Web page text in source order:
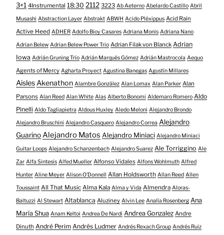
3+1 4Instrumental 18:30 2112 3223 Ab Aeterno Abelardo Castillo Abril
Musashi Abstraction Layer Abstrakt ABWH Acido Pléxippus Acid Rain
Active Heed ADHER Adolfo Bioy Casares Adriana Monis Adriana Nano
Adrian Belew Adrian Belew Power Trio Adrian Filak von Blanck Adrian
Iowa Adrián Gruning Trío Adrián Marqués Gómez Adrián Mastrocola Aequo
Agents of Mercy Agharta Proyect Agustina Banegas Agustín Millares
AislesAkenathon Alambre González Alan Lomax Alan Parker Alan
Parsons Alan Reed Alan White Alas Alberto Bonomi Aldemaro Romero Aldo
Pinelli Aldo Tagliapietra Aldous Huxley Aledo Meloni Alejandro Brondo
Alejandro Bruschini Alejandro Casquero Alejandro Correa Alejandro
GuarinoAlejandro Matos Alejandro Miniaci Alejandro Miniaci
Guitar Loops Alejandro Schanzenbach Alejandro Suarez Ale Torriggino Ale
Zar Alfa Sintesis Alfed Mueller Alfonso Vidales Alfons Wohlmuth Alfred
Hunter Aline Meyer Alison O​’​Donnell Allan Holdsworth Allan Reed Allen
Toussaint All That Music Alma Kala Alma y Vida Almendra Aloras-
Baltuzzi Al Stewart Altablanca Aluziney Alvin Lee Analía Rosenberg Ana
María Shua Anam Keltoi Andrea De Nardi Andrea Gonzalez Andre
Dinuth André Perim Andrés Ludmer Andrés Rexach Group Andrés Ruiz